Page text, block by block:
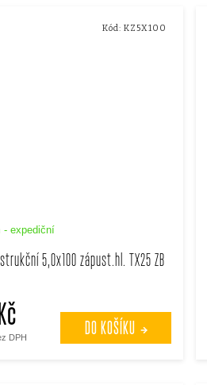
5,0x100 zápust.hl. TX25 ZB
- expediční
DPH DO KOŠÍKU
Kód: KZ5X100